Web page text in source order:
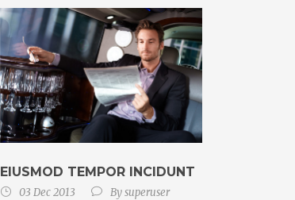
EIUSMOD TEMPOR INCIDUNT
03 Dec 2013 Bysuperuser